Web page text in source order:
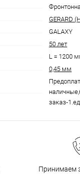
GERARD
GALAXY
50 лет
L = 1200
0,45 мм
заказ-
Принимаем